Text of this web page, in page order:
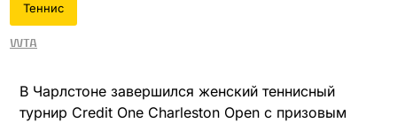
Теннис
WTA
В Чарлстоне завершился женский теннисный
турнир Credit One Charleston Open с призовым